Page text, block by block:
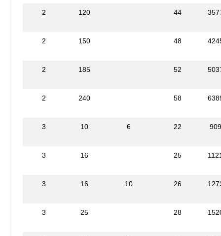
2 120 44
2 150 48
2 185 52
2 240 58
3 10 6 22 909
3 16 25
3 16 10 26
3 25 28